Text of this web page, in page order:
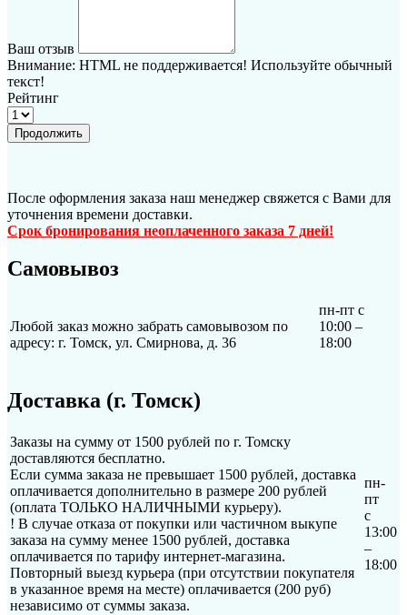
Ваш отзыв
Внимание: HTML не поддерживается! Используйте обычный
текст!
Рейтинг
Продолжить
После оформления заказа наш менеджер свяжется с Вами для
уточнения времени доставки.
Срок бронирования неоплаченного заказа 7 дней!
Самовывоз
Любой заказ можно забрать самовывозом по
адресу: г. Томск, ул. Смирнова, д. 36
пн-пт с
10:00 –
18:00
Доставка (г. Томск)
Заказы на сумму от 1500 рублей по г. Томску
доставляются бесплатно.
Если сумма заказа не превышает 1500 рублей, доставка
оплачивается дополнительно в размере 200 рублей
(оплата ТОЛЬКО НАЛИЧНЫМИ курьеру).
! В случае отказа от покупки или частичном выкупе
заказа на сумму менее 1500 рублей, доставка
оплачивается по тарифу интернет-магазина.
Повторный выезд курьера (при отсутствии покупателя
в указанное время на месте) оплачивается (200 руб)
независимо от суммы заказа.
пн-
пт
с
13:00
–
18:00